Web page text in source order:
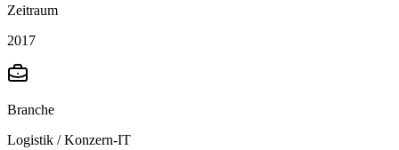
Zeitraum
2017
Branche
Logistik / Konzern-IT